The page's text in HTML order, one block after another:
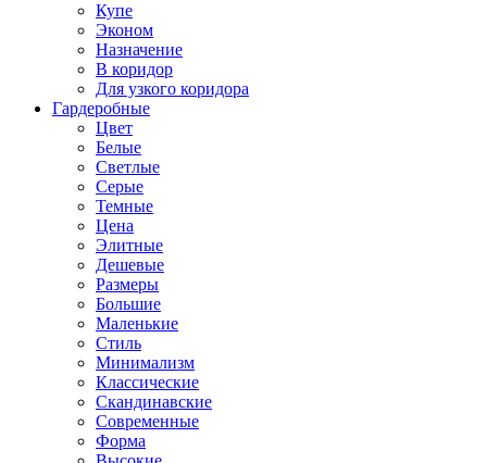
Купе
Эконом
Назначение
В коридор
Для узкого коридора
Гардеробные
Цвет
Белые
Светлые
Серые
Темные
Цена
Элитные
Дешевые
Размеры
Большие
Маленькие
Стиль
Минимализм
Классические
Скандинавские
Современные
Форма